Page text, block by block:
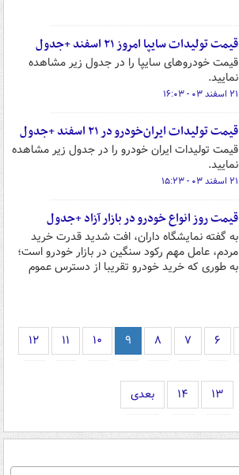
قیمت تولیدات سایپا امروز ۲۱ اسفند +جدول
قیمت خودروهای سایپا را در جدول زیر مشاهده
نمایید.
۲۱ اسفند ۰۳ - ۱۶:۰۳
قیمت تولیدات ایران‌خودرو در ۲۱ اسفند +جدول
قیمت تولیدات ایران خودرو را در جدول زیر مشاهده
نمایید.
۲۱ اسفند ۰۳ - ۱۵:۲۳
قیمت روز انواع خودرو در بازار آزاد +جدول
به گفته نمایشگاه داران، افت شدید قدرت خرید
مردم، عامل مهم رکود سنگین در بازار خودرو است؛
به طوری که خرید خودرو تقریبا از دسترس عموم
۶ ۷ ۸ ۹ ۱۰ ۱۱ ۱۲
۱۳ ۱۴ بعدی